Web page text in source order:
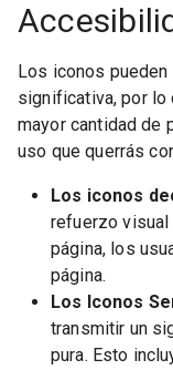
Los iconos
significativa, por lo
mayor cantidad de
uso que querrás
Los iconos
refuerzo visual
página, los
página.
Los Iconos
transmitir un
pura. Esto